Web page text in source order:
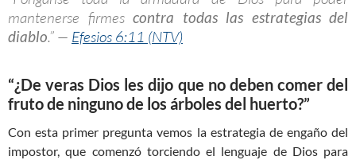
mantenerse firmes contra todas las estrategias del
diablo.” — Efesios 6:11 (NTV)
“¿De veras Dios les dijo que no deben comer del
fruto de ninguno de los árboles del huerto?”
Con esta primer pregunta vemos la estrategia de engaño del
impostor, que comenzó torciendo el lenguaje de Dios para